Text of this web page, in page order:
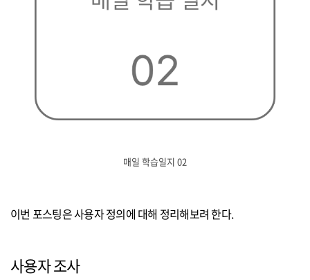
매일 학습일지 02
이번 포스팅은 사용자 정의에 대해 정리해보려 한다.
사용자 조사